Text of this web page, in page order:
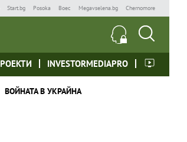
Start.bg Posoka Boec Megavselena.bg Chernomore
INVESTORMEDIAPRO
ВОЙНАТА В УКРАЙНА